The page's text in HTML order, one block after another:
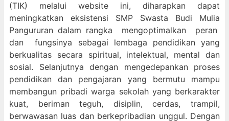
(TIK) melalui website ini, diharapkan dapat
meningkatkan eksistensi SMP Swasta Budi Mulia
Pangururan dalam rangka mengoptimalkan peran
dan fungsinya sebagai lembaga pendidikan yang
berkualitas secara spiritual, intelektual, mental dan
sosial. Selanjutnya dengan mengedepankan proses
pendidikan dan pengajaran yang bermutu mampu
membangun pribadi warga sekolah yang berkarakter
kuat, beriman teguh, disiplin, cerdas, trampil,
berwawasan luas dan berkepribadian unggul. Dengan